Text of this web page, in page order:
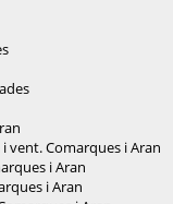
vent. Comarques i Aran
i Aran
i Aran